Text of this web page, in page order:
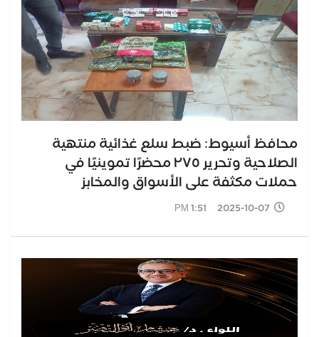
محافظ أسيوط: ضبط سلع غذائية منتهية
الصلاحية وتحرير ٢٧٥ محضرًا تموينيًا في
حملات مكثفة على الأسواق والمخابز
2025-10-07 1:51 PM